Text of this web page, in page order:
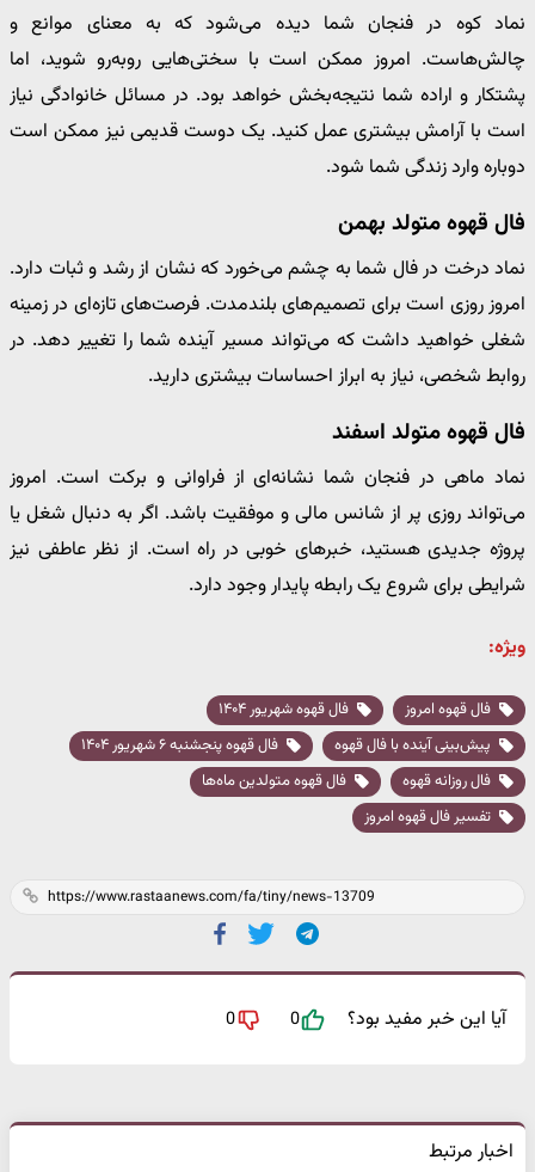
نماد کوه در فنجان شما دیده می‌شود که به معنای موانع و
چالش‌هاست. امروز ممکن است با سختی‌هایی روبه‌رو شوید، اما
پشتکار و اراده شما نتیجه‌بخش خواهد بود. در مسائل خانوادگی نیاز
است با آرامش بیشتری عمل کنید. یک دوست قدیمی نیز ممکن است
دوباره وارد زندگی شما شود.
فال قهوه متولد بهمن
نماد درخت در فال شما به چشم می‌خورد که نشان از رشد و ثبات دارد.
امروز روزی است برای تصمیم‌های بلندمدت. فرصت‌های تازه‌ای در زمینه
شغلی خواهید داشت که می‌تواند مسیر آینده شما را تغییر دهد. در
روابط شخصی، نیاز به ابراز احساسات بیشتری دارید.
فال قهوه متولد اسفند
نماد ماهی در فنجان شما نشانه‌ای از فراوانی و برکت است. امروز
می‌تواند روزی پر از شانس مالی و موفقیت باشد. اگر به دنبال شغل یا
پروژه جدیدی هستید، خبرهای خوبی در راه است. از نظر عاطفی نیز
شرایطی برای شروع یک رابطه پایدار وجود دارد.
ویژه:
فال قهوه امروز
فال قهوه شهریور ۱۴۰۴
پیش‌بینی آینده با فال قهوه
فال قهوه پنجشنبه ۶ شهریور ۱۴۰۴
فال روزانه قهوه
فال قهوه متولدین ماه‌ها
تفسیر فال قهوه امروز
آیا این خبر مفید بود؟ 0
0
اخبار مرتبط